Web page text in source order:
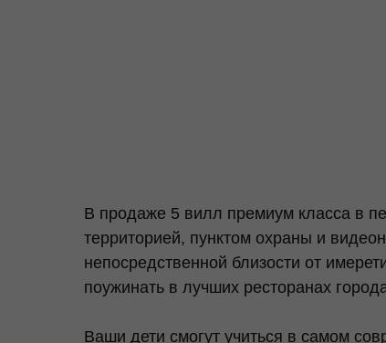
В продаже 5 вилл премиум класса в
территорией, пунктом охраны и
непосредственной близости от
поужинать в лучших ресторанах
Ваши дети смогут учиться в самом